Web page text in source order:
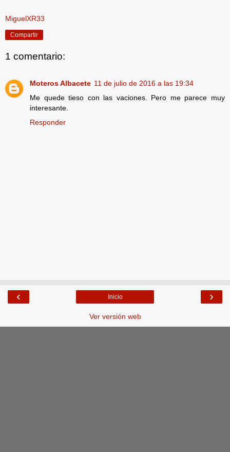
MiguelXR33
Compartir
1 comentario:
Moteros Albacete 11 de julio de 2016 a las 19:34
Me quede tieso con las vaciones. Pero me parece muy
interesante.
Responder
‹ ›
Inicio
Ver versión web